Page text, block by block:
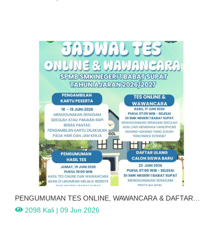
PENGUMUMAN TES ONLINE, WAWANCARA & DAFTAR
ULANG
2098 Kali | 09 Jun 2026